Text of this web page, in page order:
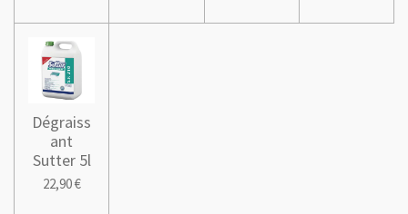
Dégraiss
ant
Sutter 5l
22,90 €